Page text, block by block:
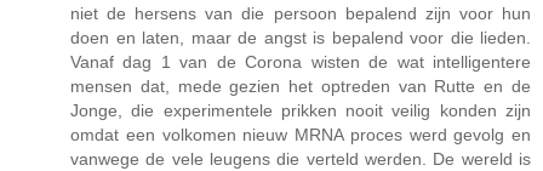
niet de hersens van die persoon bepalend zijn voor hun
doen en laten, maar de angst is bepalend voor die lieden.
Vanaf dag 1 van de Corona wisten de wat intelligentere
mensen dat, mede gezien het optreden van Rutte en de
Jonge, die experimentele prikken nooit veilig konden zijn
omdat een volkomen nieuw MRNA proces werd gevolg en
vanwege de vele leugens die verteld werden. De wereld is